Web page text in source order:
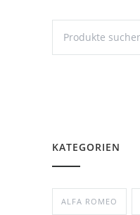
KATEGORIEN
ALFA ROMEO